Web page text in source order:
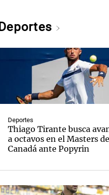
Deportes
Deportes
Thiago Tirante busca
a octavos en el Masters de
Canadá ante Popyrin